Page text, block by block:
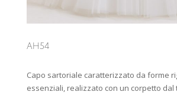
AH54
Capo sartoriale caratterizzato da forme
essenziali, realizzato con un corpetto dal